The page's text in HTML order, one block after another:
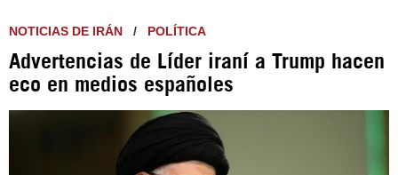
http://twitter.com/nexo_latino
https://t.me/hispantvcanal
https://urmedium.com/c/hispantv
Instagram como: hispan_tv
NOTICIAS DE IRÁN / POLÍTICA
Advertencias de Líder iraní a Trump hacen
eco en medios españoles